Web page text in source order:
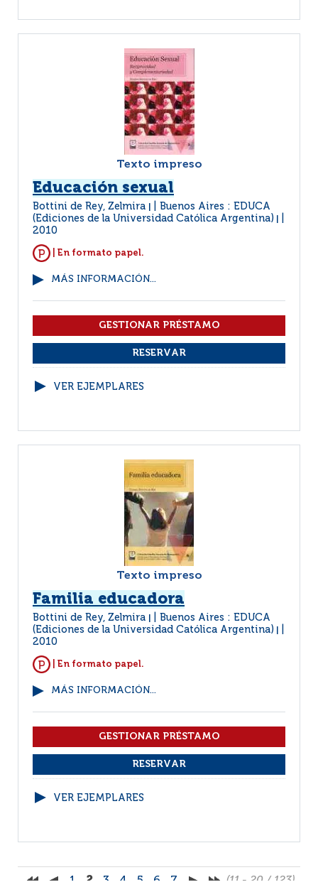
Texto impreso
Educación sexual
Bottini de Rey, Zelmira
Buenos Aires : EDUCA
(Ediciones de la Universidad Católica Argentina)
2010
| En formato papel.
MÁS INFORMACIÓN...
VER EJEMPLARES
Texto impreso
Familia educadora
Bottini de Rey, Zelmira
Buenos Aires : EDUCA
(Ediciones de la Universidad Católica Argentina)
2010
| En formato papel.
MÁS INFORMACIÓN...
VER EJEMPLARES
1 2 3 4 5 6 7 (11 - 20 / 123)